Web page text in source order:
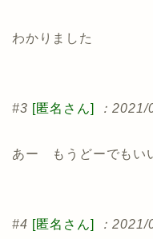
わかりました
#3 [匿名さん] ：
あー もうどーでもい
#4 [匿名さん] ：